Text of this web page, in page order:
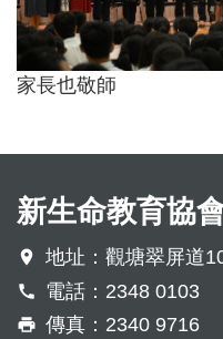
家長也敬師
新生命教育協
地址：觀塘翠屏道
電話：2348 0103
傳真：2340 9716